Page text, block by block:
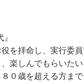
を拝命し、実行委
楽しんでもらいた
０歳を超える方ま